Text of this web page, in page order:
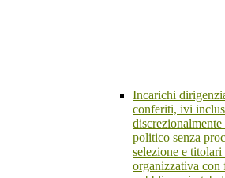
Incarichi
conferiti, ivi
politico senza
selezione e
organizzativa